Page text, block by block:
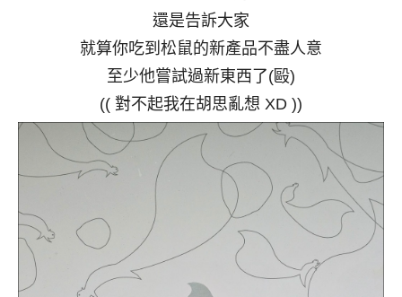
還是告訴大家
就算你吃到松鼠的新產品不盡人意
至少他嘗試過新東西了(毆)
(( 對不起我在胡思亂想 XD ))